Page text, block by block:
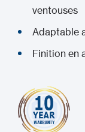
ventouses
Adaptable
Finition en